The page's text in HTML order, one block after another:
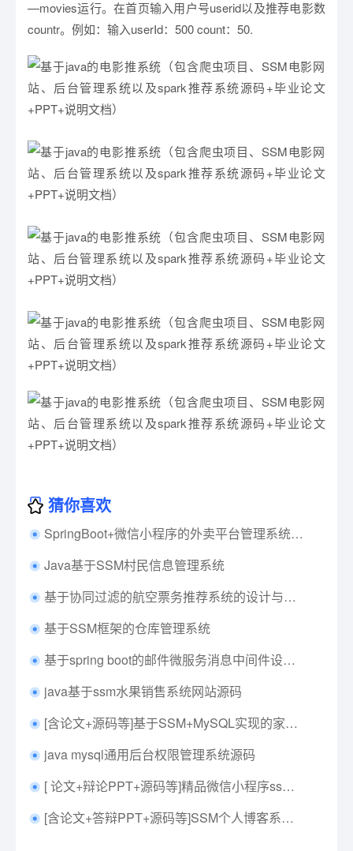
—movies运行。在首页输入用户号userid以及推荐电影数
countr。例如：输入userId：500 count：50.
猜你喜欢
SpringBoot+微信小程序的外卖平台管理系统的设计与实现+第五稿+中期检查表+ppt+指导工作记录+开题+任务书+外文翻译+文献综述+指导工作记录等文档+查重报告+安装视频+讲解视频（已降重）
Java基于SSM村民信息管理系统
基于协同过滤的航空票务推荐系统的设计与实现（飞机票推荐系统）+第三稿+选题审批表+任务书+开题报告+中期检查报告+指导过程记录+ppt+相关问题+安装视频+讲解视频
基于SSM框架的仓库管理系统
基于spring boot的邮件微服务消息中间件设计与实现 毕业论文+系统功能图v1.0.vsdx+项目源码
java基于ssm水果销售系统网站源码
[含论文+源码等]基于SSM+MySQL实现的家庭医生预约平台
java mysql通用后台权限管理系统源码
[ 论文+辩论PPT+源码等]精品微信小程序ssm家教服务系统+后台管理系统前后分离VUE
[含论文+答辩PPT+源码等]SSM个人博客系统的设计与实现[包运行成功]